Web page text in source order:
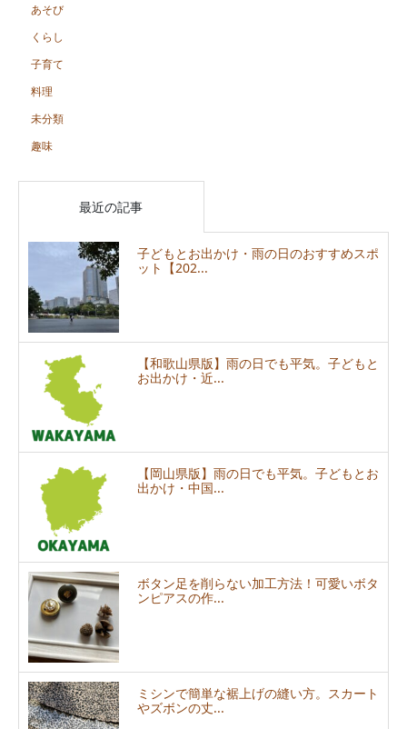
あそび
くらし
子育て
料理
未分類
趣味
最近の記事
子どもとお出かけ・雨の日のおすすめスポ
ット【202...
【和歌山県版】雨の日でも平気。子どもと
お出かけ・近...
【岡山県版】雨の日でも平気。子どもとお
出かけ・中国...
ボタン足を削らない加工方法！可愛いボタ
ンピアスの作...
ミシンで簡単な裾上げの縫い方。スカート
やズボンの丈...